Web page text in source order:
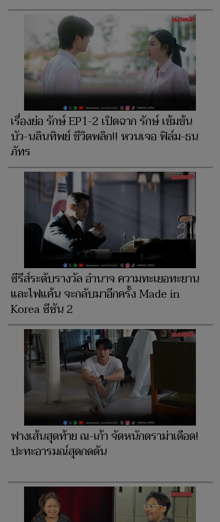
เรื่องย่อ รักษ์ EP1-2 เปิดฉาก รักษ์ เข้มข้น
บัว-นลินทิพย์ ชีวิตพลิก!! หวนเจอ ฟิล์ม-ธน
ภัทร
ซีรีส์ระดับรางวัล อำนาจ ความทะเยอทะยาน
และไฟแค้น จะกลับมาอีกครั้ง Made in
Korea ซีซัน 2
ฟางเส้นสุดท้าย ณ-เก้า จัดหนักดราม่าเดือด!
ปะทะอารมณ์สุดกดดัน